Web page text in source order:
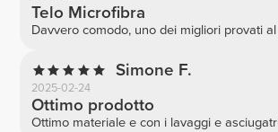
Telo Microfibra
Davvero comodo, uno dei migliori provati
Simone F.
2025-02-24
Ottimo prodotto
Ottimo materiale e con i lavaggi e